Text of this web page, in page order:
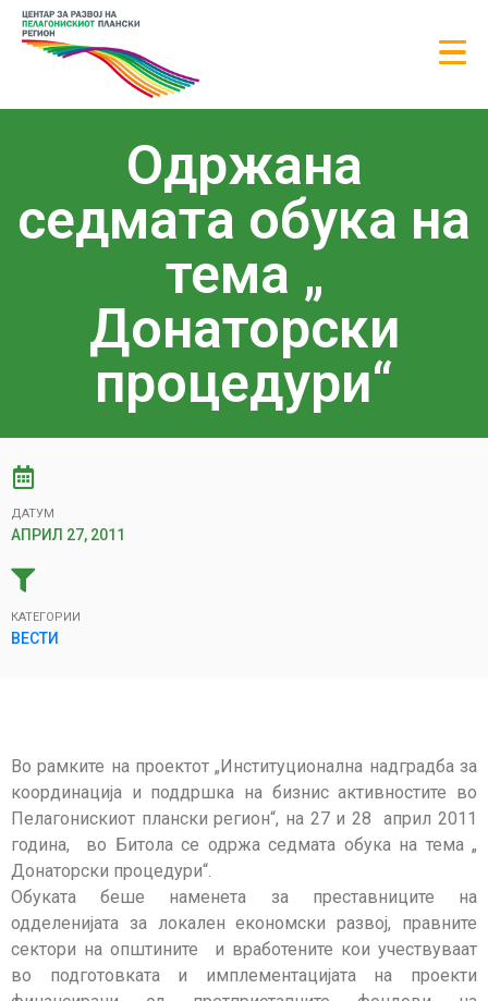
Одржaна
седмата обука на
тема „
Донаторски
процедури“
ДАТУМ
АПРИЛ 27, 2011
КАТЕГОРИИ
ВЕСТИ
Во рамките на проектот „Институционална надградба за
координација и поддршка на бизнис активностите во
Пелагонискиот плански регион“, на 27 и 28 април 2011
година, во Битола се одржa седмата обука на тема „
Донаторски процедури“.
Обуката беше наменета за преставниците на
одделенијата за локален економски развој, правните
сектори на општините и вработените кои учествуваат
во подготовката и имплементацијата на проeкти